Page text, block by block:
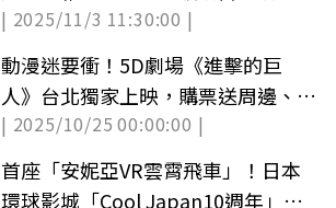
池
| 2025/11/3 11:30:00 |
動漫迷要衝！5D劇場《進擊的巨
人》台北獨家上映，購票送周邊、滿
額送大禮包
| 2025/10/25 00:00:00 |
首座「安妮亞VR雲霄飛車」！日本
環球影城「Cool Japan10週年」２